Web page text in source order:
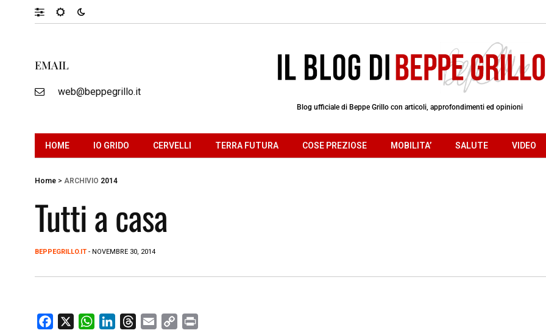
EMAIL
web@beppegrillo.it
Blog ufficiale di Beppe Grillo con articoli, approfondimenti ed opinioni
HOME IO GRIDO CERVELLI TERRA FUTURA COSE PREZIOSE MOBILITA’ SALUTE VIDEO
Home > ARCHIVIO 2014
Tutti a casa
BEPPEGRILLO.IT - NOVEMBRE 30, 2014
W